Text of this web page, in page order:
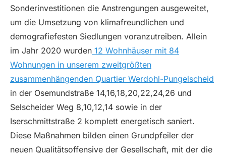
Sonderinvestitionen die Anstrengungen ausgeweitet,
um die Umsetzung von klimafreundlichen und
demografiefesten Siedlungen voranzutreiben. Allein
im Jahr 2020 wurden 12 Wohnhäuser mit 84
Wohnungen in unserem zweitgrößten
zusammenhängenden Quartier Werdohl-Pungelscheid
in der Osemundstraße 14,16,18,20,22,24,26 und
Selscheider Weg 8,10,12,14 sowie in der
Iserschmittstraße 2 komplett energetisch saniert.
Diese Maßnahmen bilden einen Grundpfeiler der
neuen Qualitätsoffensive der Gesellschaft, mit der die